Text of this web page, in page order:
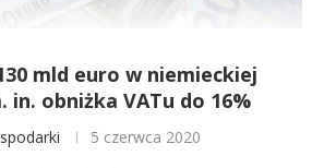
mld euro w niemieckiej
in. obniżka VATu do 16%
5 czerwca 2020